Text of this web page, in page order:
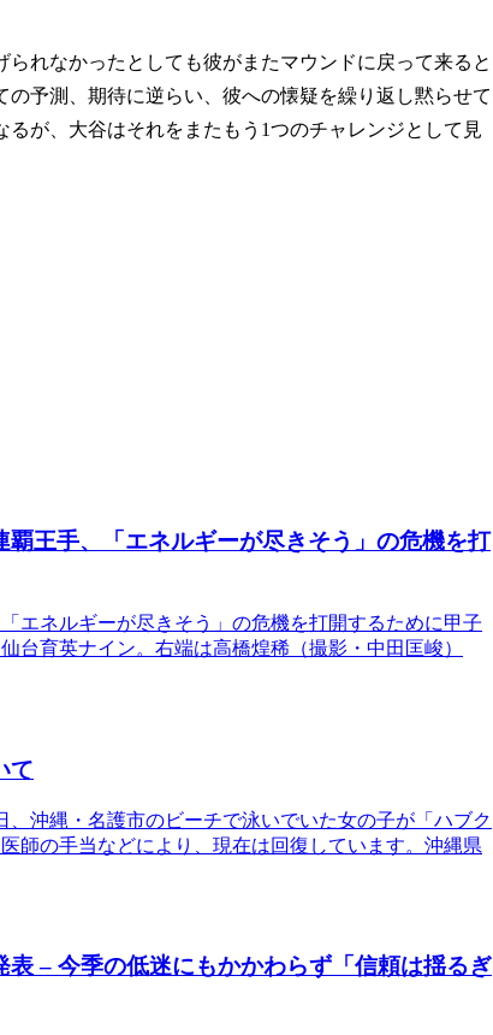
られなかったとしても彼がまたマウンドに戻って来ると
予測、期待に逆らい、彼への懐疑を繰り返し黙らせて
が、大谷はそれをまたもう1つのチャレンジとして見
王手、「エネルギーが尽きそう」の危機を打
エネルギーが尽きそう」の危機を打開するために甲子
台育英ナイン。右端は高橋煌稀（撮影・中田匡峻）
て
沖縄・名護市のビーチで泳いでいた女の子が「ハブク
師の手当などにより、現在は回復しています。沖縄県
– 今季の低迷にもかかわらず「信頼は揺るぎ